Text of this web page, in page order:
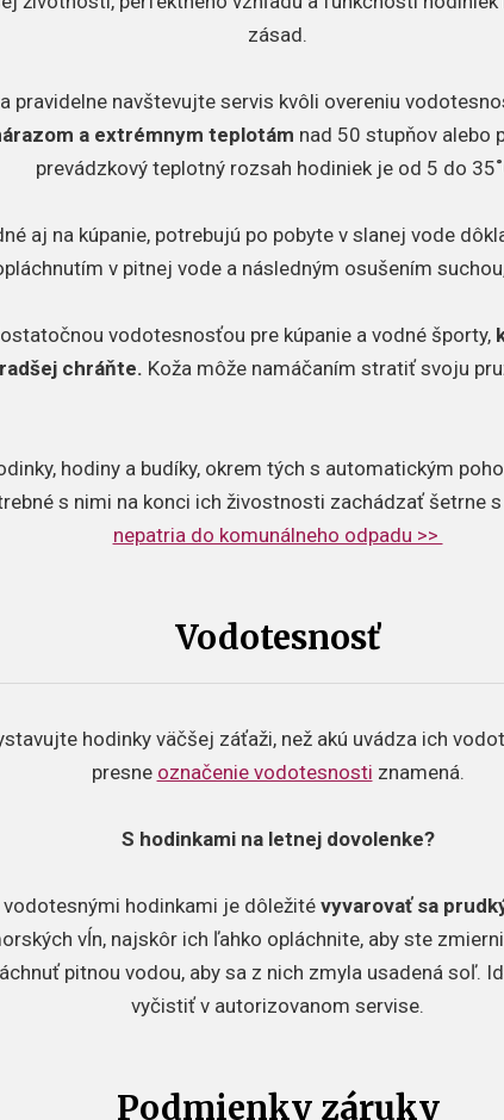
zásad.
pravidelne navštevujte servis kvôli overeniu
a extrémnym teplotám nad 50 stupňov alebo
prevádzkový teplotný rozsah hodiniek je od 5 do
aj na kúpanie, potrebujú po pobyte v slanej vode
v pitnej vode a následným osušením
vodotesnosťou pre kúpanie a vodné športy,
radšej chráňte. Koža môže namáčaním stratiť svoju
hodiny a budíky, okrem tých s automatickým
s nimi na konci ich živostnosti zachádzať šetrne
nepatria do komunálneho odpadu >>
Vodotesnosť
hodinky väčšej záťaži, než akú uvádza ich
presne označenie vodotesnosti znamená.
S hodinkami na letnej dovolenke?
vodotesnými hodinkami je dôležité vyvarovať sa
vĺn, najskôr ich ľahko opláchnite, aby ste
pitnou vodou, aby sa z nich zmyla usadená soľ.
vyčistiť v autorizovanom servise.
Podmienky záruky